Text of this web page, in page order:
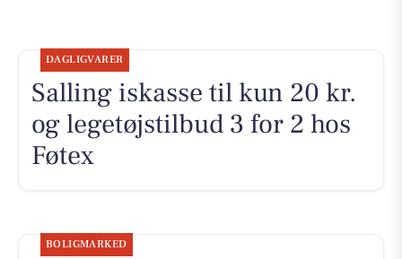
DAGLIGVARER
Salling iskasse til kun 20 kr.
og legetøjstilbud 3 for 2 hos
Føtex
BOLIGMARKED